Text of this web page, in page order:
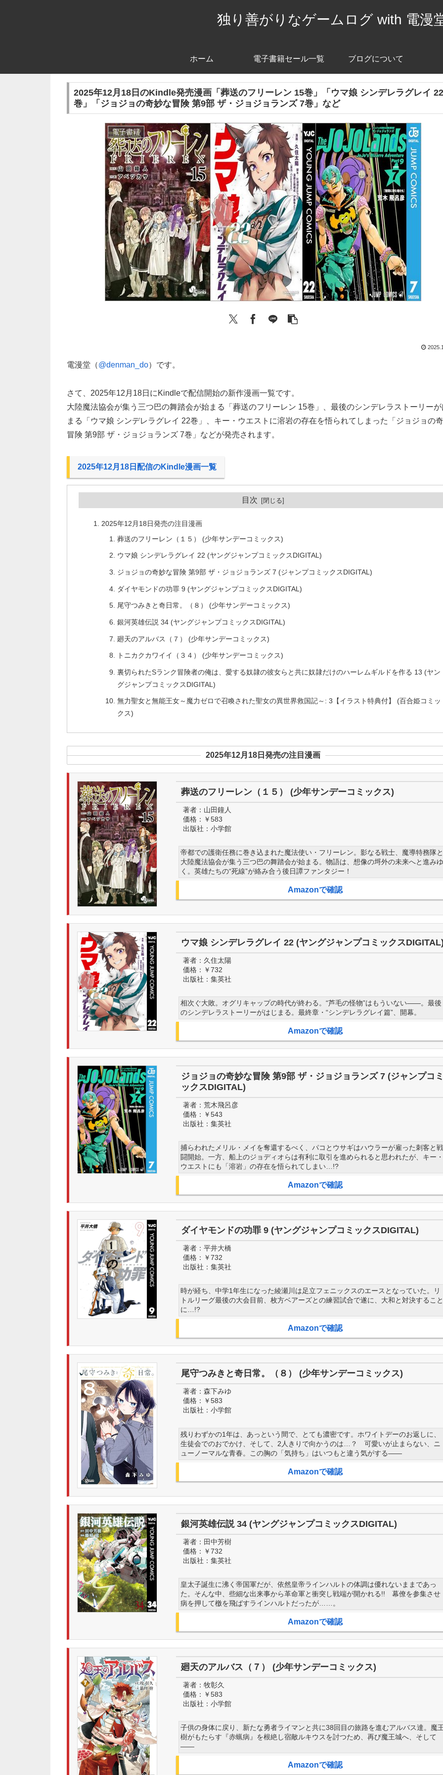
独り善がりなゲームログ with 電漫
ホーム 電子書籍セール一覧 ブログについて
2025年12月18日のKindle発売漫画「葬送のフリーレン 15巻」「ウマ娘 シンデレラグレイ 22
巻」「ジョジョの奇妙な冒険 第9部 ザ・ジョジョランズ 7巻」など
電子書籍
電漫堂（@denman_do）です。
さて、2025年12月18日にKindleで配信開始の新作漫画一覧です。
大陸魔法協会が集う三つ巴の舞踏会が始まる「葬送のフリーレン 15巻」、最後のシンデレラストーリー
まる「ウマ娘 シンデレラグレイ 22巻」、キー・ウエストに溶岩の存在を悟られてしまった「ジョジョの
冒険 第9部 ザ・ジョジョランズ 7巻」などが発売されます。
2025年12月18日配信のKindle漫画一覧
目次
2025年12月18日発売の注目漫画
葬送のフリーレン（１５） (少年サンデーコミックス)
ウマ娘 シンデレラグレイ 22 (ヤングジャンプコミックスDIGITAL)
ジョジョの奇妙な冒険 第9部 ザ・ジョジョランズ 7 (ジャンプコミックスDIGITAL)
ダイヤモンドの功罪 9 (ヤングジャンプコミックスDIGITAL)
尾守つみきと奇日常。（８） (少年サンデーコミックス)
銀河英雄伝説 34 (ヤングジャンプコミックスDIGITAL)
廻天のアルバス（７） (少年サンデーコミックス)
トニカクカワイイ（３４） (少年サンデーコミックス)
裏切られたSランク冒険者の俺は、愛する奴隷の彼女らと共に奴隷だけのハーレムギルドを作る 13 (ヤン
グジャンプコミックスDIGITAL)
無力聖女と無能王女～魔力ゼロで召喚された聖女の異世界救国記～: 3【イラスト特典付】 (百合姫コミッ
クス)
2025年12月18日発売の注目漫画
葬送のフリーレン（１５） (少年サンデーコミックス)
著者： 山田鐘人
価格： ￥583
出版社： 小学館
帝都での護衛任務に巻き込まれた魔法使い・フリーレン。影なる戦士、魔導特務隊と
大陸魔法協会が集う三つ巴の舞踏会が始まる。物語は、想像の埒外の未来へと進みゆ
く。英雄たちの“死線”が絡み合う後日譚ファンタジー！
Amazonで確認
ウマ娘 シンデレラグレイ 22 (ヤングジャンプコミックス
著者： 久住太陽
価格： ￥732
出版社： 集英社
相次ぐ大敗。オグリキャップの時代が終わる。“芦毛の怪物”はもういない――。最後
のシンデレラストーリーがはじまる。最終章・“シンデレラグレイ篇”、開幕。
Amazonで確認
ジョジョの奇妙な冒険 第9部 ザ・ジョジョランズ 7 (ジャンプコ
ックスDIGITAL)
著者： 荒木飛呂彦
価格： ￥543
出版社： 集英社
捕らわれたメリル・メイを奪還するべく、パコとウサギはハウラーが雇った刺客と戦
闘開始。一方、船上のジョディオらは有利に取引を進められると思われたが、キー・
ウエストにも「溶岩」の存在を悟られてしまい…!?
Amazonで確認
ダイヤモンドの功罪 9 (ヤングジャンプコミックスDIGITAL)
著者： 平井大橋
価格： ￥732
出版社： 集英社
時が経ち、中学1年生になった綾瀬川は足立フェニックスのエースとなっていた。リ
トルリーグ最後の大会目前、枚方ベアーズとの練習試合で遂に、大和と対決すること
に…!?
Amazonで確認
尾守つみきと奇日常。（８） (少年サンデーコミックス)
著者： 森下みゆ
価格： ￥583
出版社： 小学館
残りわずかの1年は、あっという間で、とても濃密です。ホワイトデーのお返しに、
生徒会でのおでかけ、そして、2人きりで向かうのは…？ 可愛いが止まらない、ニ
ューノーマルな青春。この胸の「気持ち」はいつもと違う気がする――
Amazonで確認
銀河英雄伝説 34 (ヤングジャンプコミックスDIGITAL)
著者： 田中芳樹
価格： ￥732
出版社： 集英社
皇太子誕生に沸く帝国軍だが、依然皇帝ラインハルトの体調は優れないままであっ
た。そんな中、些細な出来事から革命軍と衝突し戦端が開かれる!! 幕僚を参集させ
病を押して檄を飛ばすラインハルトだったが……。
Amazonで確認
廻天のアルバス（７） (少年サンデーコミックス)
著者： 牧彰久
価格： ￥583
出版社： 小学館
子供の身体に戻り、新たな勇者ライマンと共に38回目の旅路を進むアルバス達。魔
樹がもたらす『赤蝋病』を根絶し宿敵ルキウスを討つため、再び魔王城へ、そして
――
Amazonで確認